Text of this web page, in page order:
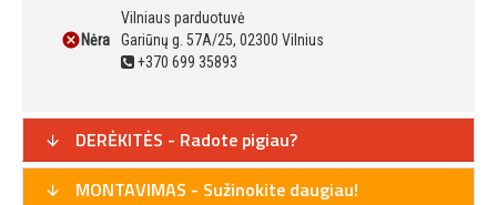
Nėra
Vilniaus parduotuvė
Gariūnų g. 57A/25, 02300 Vilnius
+370 699 35893
DERĖKITĖS - Radote pigiau?
MONTAVIMAS - Sužinokite daugiau!